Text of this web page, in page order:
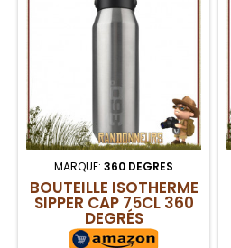
MARQUE: 360 DEGRES
BOUTEILLE ISOTHERME
SIPPER CAP 75CL 360
DEGRÉS